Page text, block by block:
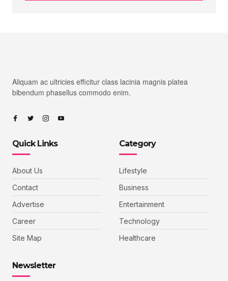
Aliquam ac ultricies efficitur class lacinia magnis platea
bibendum phasellus commodo enim.
Quick Links
About Us
Contact
Advertise
Career
Site Map
Category
Lifestyle
Business
Entertainment
Technology
Healthcare
Newsletter